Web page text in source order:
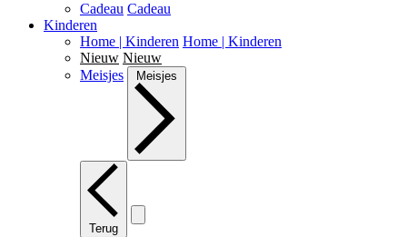
Cadeau Cadeau
Kinderen
Home | Kinderen Home | Kinderen
Nieuw Nieuw
Meisjes
Meisjes
Terug